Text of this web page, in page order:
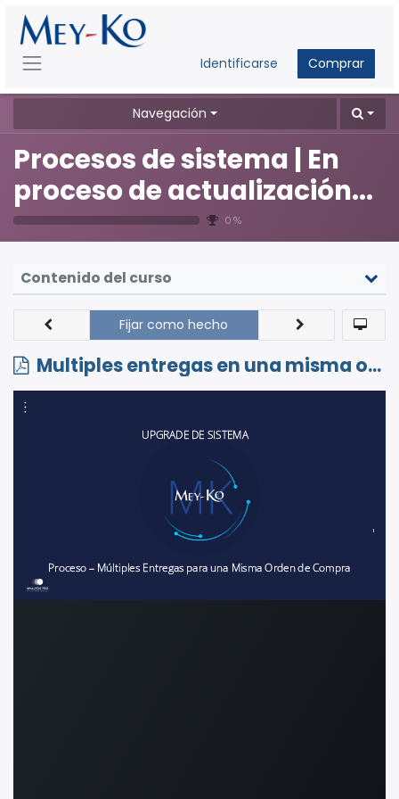
Identificarse Comprar
Navegación
Procesos de sistema | En
proceso de actualización...
0 %
Contenido del curso
Multiples entregas en una misma orden de compra
Fijar como hecho